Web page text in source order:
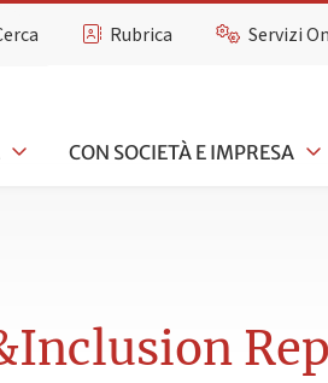
Rubrica Servizi
CON SOCIETÀ E IMPRESA